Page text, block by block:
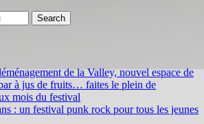
de la Valley, nouvel espace de
à jus de fruits… faites le plein de
mois du festival
: un festival punk rock pour tous les jeunes